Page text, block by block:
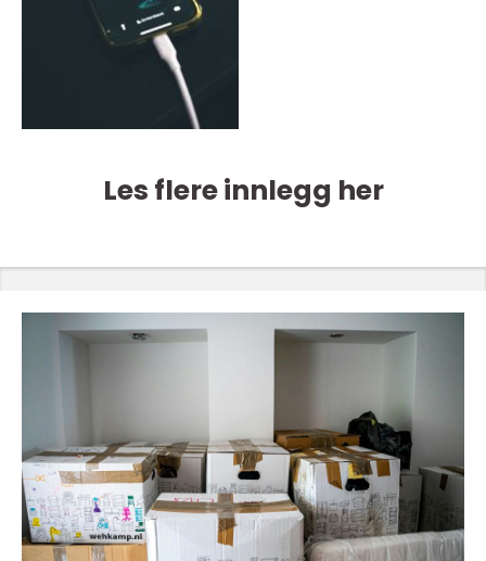
Les flere innlegg her